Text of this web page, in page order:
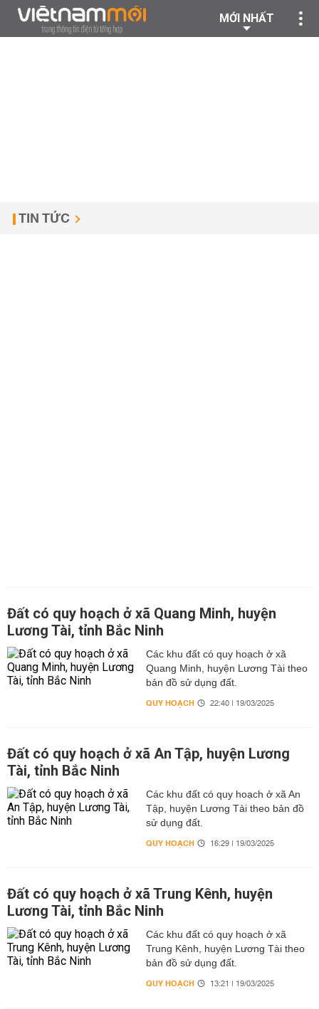
MỚI NHẤT
TIN TỨC
Đất có quy hoạch ở xã Quang Minh, huyện
Lương Tài, tỉnh Bắc Ninh
Các khu đất có quy hoạch ở xã
Quang Minh, huyện Lương Tài theo
bản đồ sử dụng đất.
QUY HOẠCH 22:40 | 19/03/2025
Đất có quy hoạch ở xã An Tập, huyện Lương
Tài, tỉnh Bắc Ninh
Các khu đất có quy hoạch ở xã An
Tập, huyện Lương Tài theo bản đồ
sử dụng đất.
QUY HOẠCH 16:29 | 19/03/2025
Đất có quy hoạch ở xã Trung Kênh, huyện
Lương Tài, tỉnh Bắc Ninh
Các khu đất có quy hoạch ở xã
Trung Kênh, huyện Lương Tài theo
bản đồ sử dụng đất.
QUY HOẠCH 13:21 | 19/03/2025